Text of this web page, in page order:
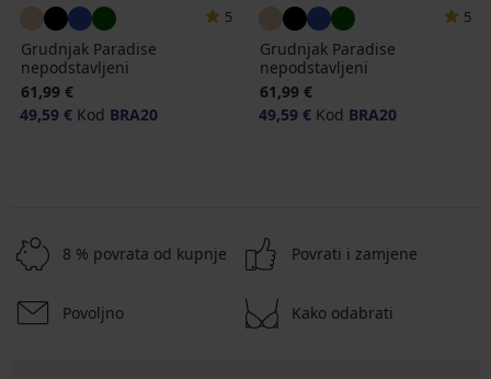
5
Grudnjak Paradise
nepodstavljeni
61,99 €
49,59 € Kod BRA20
5
Grudnjak Paradise
nepodstavljeni
61,99 €
49,59 € Kod BRA20
8 % povrata od kupnje Povrati i zamjene
Povoljno Kako odabrati